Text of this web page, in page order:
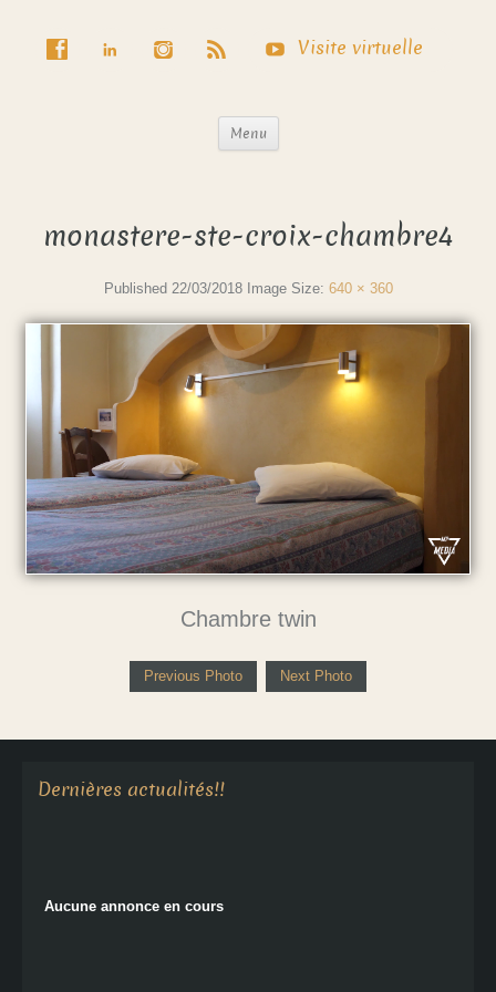
Visite virtuelle
Menu
monastere-ste-croix-chambre4
Published 22/03/2018 Image Size: 640 × 360
Chambre twin
Previous Photo Next Photo
Dernières actualités!!
Aucune annonce en cours
Aucune annonce en cours